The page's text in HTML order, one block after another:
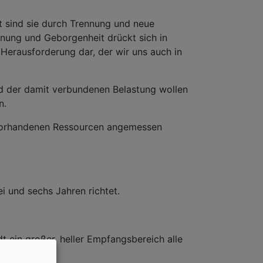
sie durch Trennung und neue
und Geborgenheit drückt sich in
dar, der wir uns auch in
damit verbundenen Belastung wollen
Ressourcen angemessen
und sechs Jahren richtet.
ein großer, heller Empfangsbereich alle